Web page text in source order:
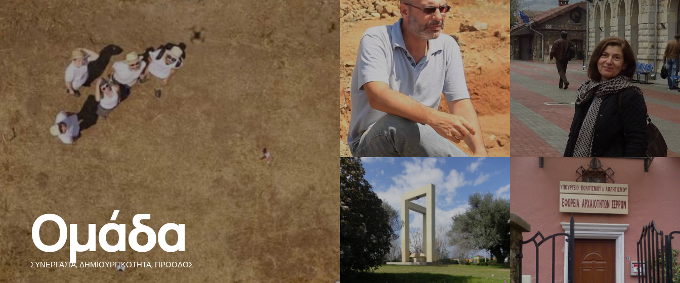
Ομάδα
ΣΥΝΕΡΓΑΣΊΑ, ΔΗΜΙΟΥΡΓΙΚΌΤΗΤΑ, ΠΡΌΟΔΟΣ